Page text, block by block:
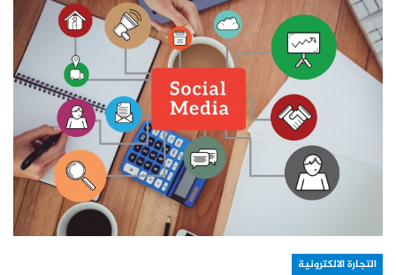
التجارة الالكترونية